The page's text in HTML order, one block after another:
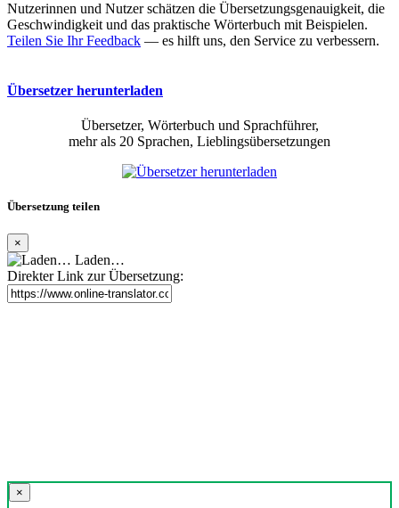
Nutzerinnen und Nutzer schätzen die Übersetzungsgenauigkeit, die
Geschwindigkeit und das praktische Wörterbuch mit Beispielen.
Teilen Sie Ihr Feedback — es hilft uns, den Service zu verbessern.
Übersetzer herunterladen
Übersetzer, Wörterbuch und Sprachführer,
mehr als 20 Sprachen, Lieblingsübersetzungen
Übersetzung teilen
×
Laden…
Direkter Link zur Übersetzung:
×